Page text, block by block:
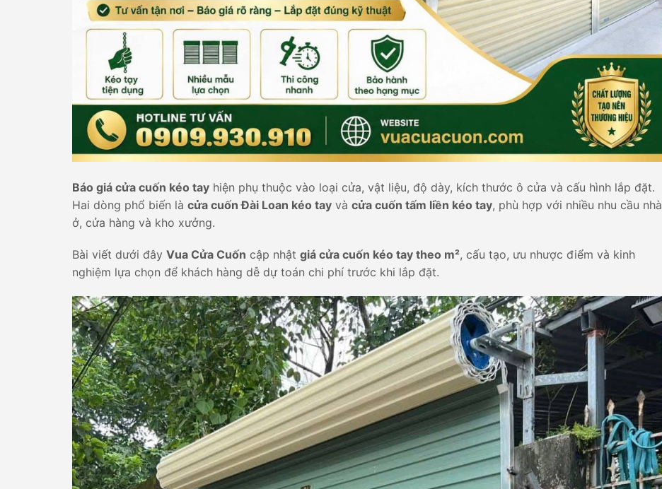
Báo giá cửa cuốn kéo tay hiện phụ thuộc vào loại cửa, vật liệu, độ dày, kích thước ô cửa và cấu hình lắp đặt.
Hai dòng phổ biến là cửa cuốn Đài Loan kéo tay và cửa cuốn tấm liền kéo tay, phù hợp với nhiều nhu cầu nhà
ở, cửa hàng và kho xưởng.
Bài viết dưới đây Vua Cửa Cuốn cập nhật giá cửa cuốn kéo tay theo m², cấu tạo, ưu nhược điểm và kinh
nghiệm lựa chọn để khách hàng dễ dự toán chi phí trước khi lắp đặt.